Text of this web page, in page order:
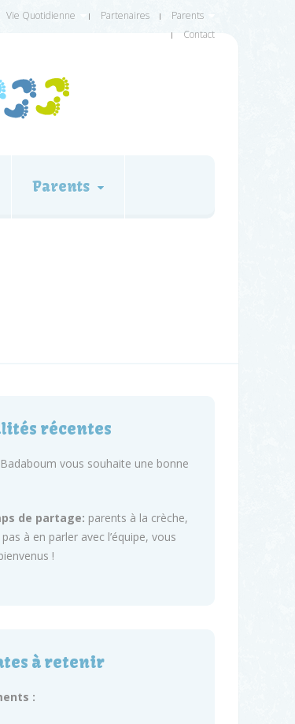
Vie Quotidienne Partenaires
Parents
Contact
Parents
récentes
Badaboum vous souhaite une bonne
de partage: parents à la crèche,
pas à en parler avec l’équipe, vous
!
à retenir
: